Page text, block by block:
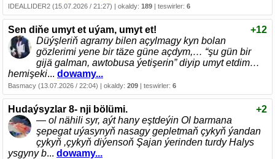
IDEALLIDER2 (15.07.2026 / 21:27) | okaldy: 189 | teswirler: 6
Sen diňe umyt et uýam, umyt et!
+12
Düýşleriň agramy bilen açylmagy kyn bolan
gözlerimi yene bir täze güne açdym,… “şu gün bir
gijä galman, awtobusa ýetişerin” diyip umyt etdim…
hemişeki... dowamy...
Basmacy (13.07.2026 / 22:04) | okaldy: 209 | teswirler: 6
Hudaýsyzlar 8- nji bölümi.
+2
— ol nähili syr, aýt hany eştdeýin Ol barmana
şepegat uýasynyň nasagy gepletmaň çykyň ýandan
çykyň ,çykyň diýensoň Şajan ýerinden turdy Halys
ysgyny b... dowamy...